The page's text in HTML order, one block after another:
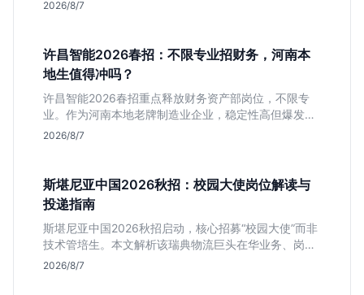
2026/8/7
许昌智能2026春招：不限专业招财务，河南本
地生值得冲吗？
许昌智能2026春招重点释放财务资产部岗位，不限专
业。作为河南本地老牌制造业企业，稳定性高但爆发涨
薪机会少。适合想在本地积累工业场景经验的应届生。
2026/8/7
斯堪尼亚中国2026秋招：校园大使岗位解读与
投递指南
斯堪尼亚中国2026秋招启动，核心招募“校园大使”而非
技术管培生。本文解析该瑞典物流巨头在华业务、岗位
真实职责及不限专业背后的竞争逻辑，助你判断是否值
2026/8/7